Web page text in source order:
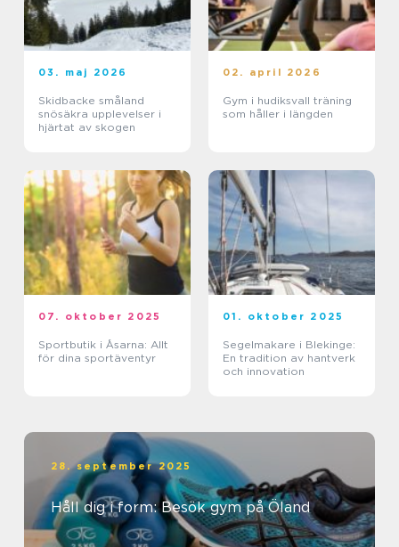
03. maj 2026
Skidbacke småland
snösäkra upplevelser i
hjärtat av skogen
02. april 2026
Gym i hudiksvall träning
som håller i längden
07. oktober 2025
Sportbutik i Åsarna: Allt
för dina sportäventyr
01. oktober 2025
Segelmakare i Blekinge:
En tradition av hantverk
och innovation
28. september 2025
Håll dig i form: Besök gym på Öland